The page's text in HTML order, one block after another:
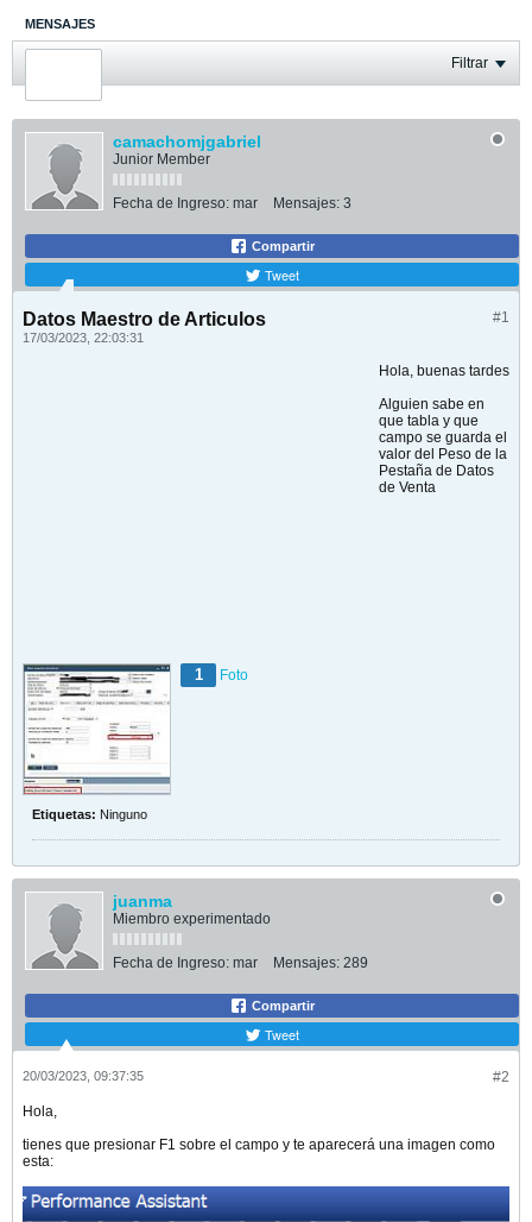
MENSAJES
ÚLTIMA ACTIVIDAD Filtrar
camachomjgabriel
Junior Member
Fecha de Ingreso: mar Mensajes: 3
Compartir
Tweet
#1
Datos Maestro de Articulos
17/03/2023, 22:03:31
Hola, buenas tardes
Alguien sabe en
que tabla y que
campo se guarda el
valor del Peso de la
Pestaña de Datos
de Venta​
1 Foto
Etiquetas: Ninguno
juanma
Miembro experimentado
Fecha de Ingreso: mar Mensajes: 289
Compartir
Tweet
#2
20/03/2023, 09:37:35
Hola,
tienes que presionar F1 sobre el campo y te aparecerá una imagen como
esta: